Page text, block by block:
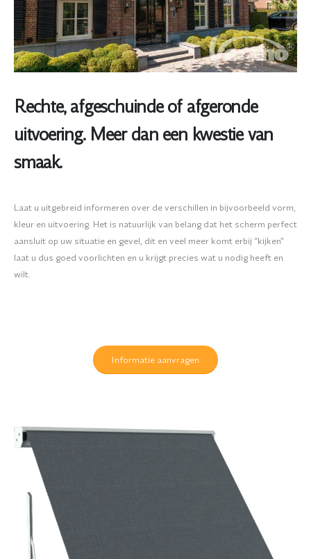
Rechte, afgeschuinde of afgeronde
uitvoering. Meer dan een kwestie van
smaak.
Laat u uitgebreid informeren over de verschillen in bijvoorbeeld vorm,
kleur en uitvoering. Het is natuurlijk van belang dat het scherm perfect
aansluit op uw situatie en gevel, dit en veel meer komt erbij “kijken”
laat u dus goed voorlichten en u krijgt precies wat u nodig heeft en
wilt.
Informatie aanvragen